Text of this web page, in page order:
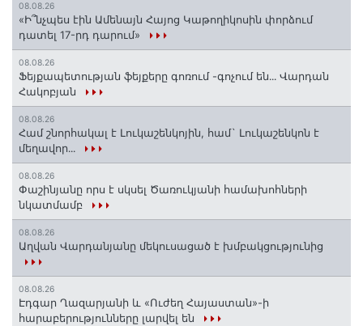
08.08.26
«Ի՞նչպես էին Ամենայն Հայոց Կաթողիկոսին փորձում
դատել 17-րդ դարում»
08.08.26
Ֆեյքապետության ֆեյքերը գոռում -գոչում են․․․ Վարդան
Հակոբյան
08.08.26
Համ շնորհակալ է Լուկաշենկոյին, համ` Լուկաշենկոն է
մեղավոր․․․
08.08.26
Փաշինյանը որս է սկսել Ծառուկյանի համախոհների
նկատմամբ
08.08.26
Աղվան Վարդանյանը մեկուսացած է խմբակցությունից
08.08.26
Էդգար Ղազարյանի և «Ուժեղ Հայաստան»-ի
հարաբերությունները լարվել են